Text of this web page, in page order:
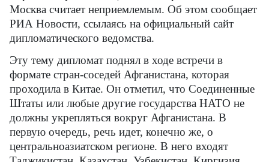
Москва считает неприемлемым. Об этом сообщает
РИА Новости, ссылаясь на официальный сайт
дипломатического ведомства.
Эту тему дипломат поднял в ходе встречи в
формате стран-соседей Афганистана, которая
проходила в Китае. Он отметил, что Соединенные
Штаты или любые другие государства НАТО не
должны укрепляться вокруг Афганистана. В
первую очередь, речь идет, конечно же, о
центральноазиатском регионе. В него входят